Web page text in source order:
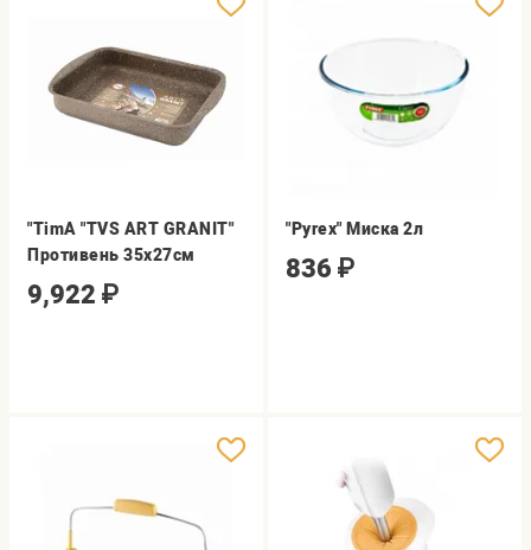
"TimA "TVS ART GRANIT"
Противень 35х27см
9,922 ₽
"Pyrex" Миска 2л
836 ₽